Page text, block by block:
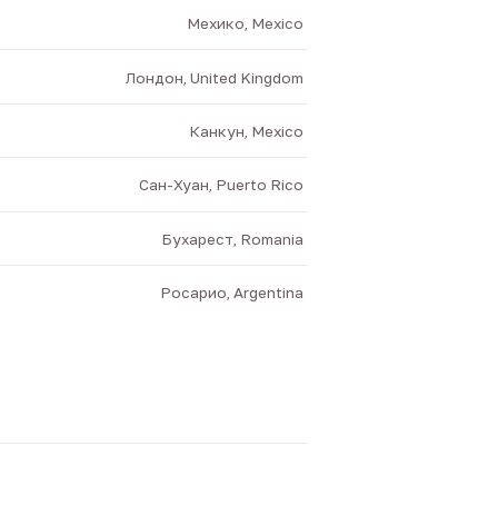
Мехико, Mexico
Лондон, United Kingdom
Канкун, Mexico
Сан-Хуан, Puerto Rico
Бухарест, Romania
Росарио, Argentina